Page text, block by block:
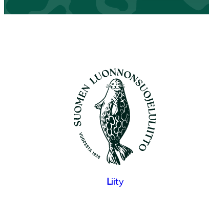
Liity